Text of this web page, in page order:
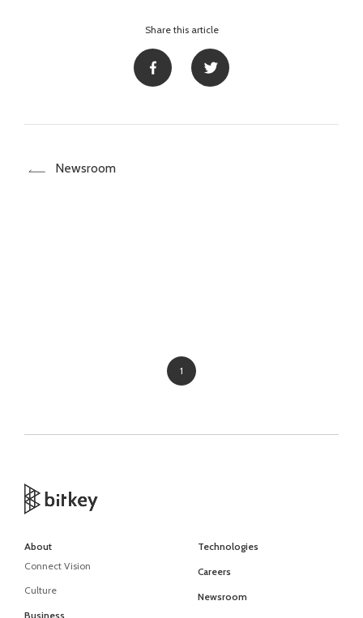
Share this article
Newsroom
1
About
Connect Vision
Culture
Business
Technologies
Careers
Newsroom